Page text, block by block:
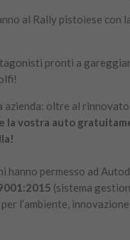
al Rally pistoiese con
pronti a
oltre al
la vostra auto
hanno permesso ad
(sistema
l’ambiente,